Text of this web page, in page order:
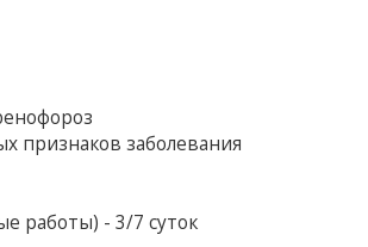
признаков заболевания
работы) - 3/7 суток